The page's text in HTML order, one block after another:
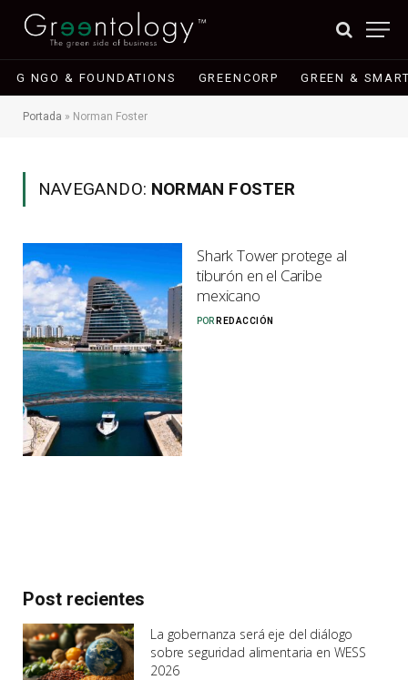
G NGO & FOUNDATIONS GREENCORP GREEN &
Portada » Norman Foster
NAVEGANDO: NORMAN FOSTER
Shark Tower protege al
tiburón en el Caribe
mexicano
POR REDACCIÓN
Post recientes
La gobernanza será eje del diálogo
sobre seguridad alimentaria en WESS
2026